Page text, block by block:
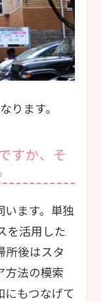
ります。
すか、そ
ます。単独
を活用した
所後はスタ
方法の模索
にもつなげて